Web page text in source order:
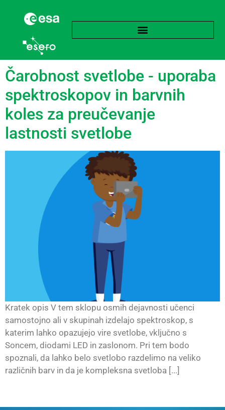
Oznaka:Mavrica
Čarobnost svetlobe - uporaba
spektroskopov in barvnih
koles za preučevanje
lastnosti svetlobe
Kratek opis V tem sklopu osmih dejavnosti učenci
samostojno ali v skupinah izdelajo spektroskop, s
katerim lahko opazujejo vire svetlobe, vključno s
Soncem, diodami LED in zaslonom. Pri tem bodo
spoznali, da lahko belo svetlobo razdelimo na veliko
različnih barv in da je kompleksna svetloba [...]